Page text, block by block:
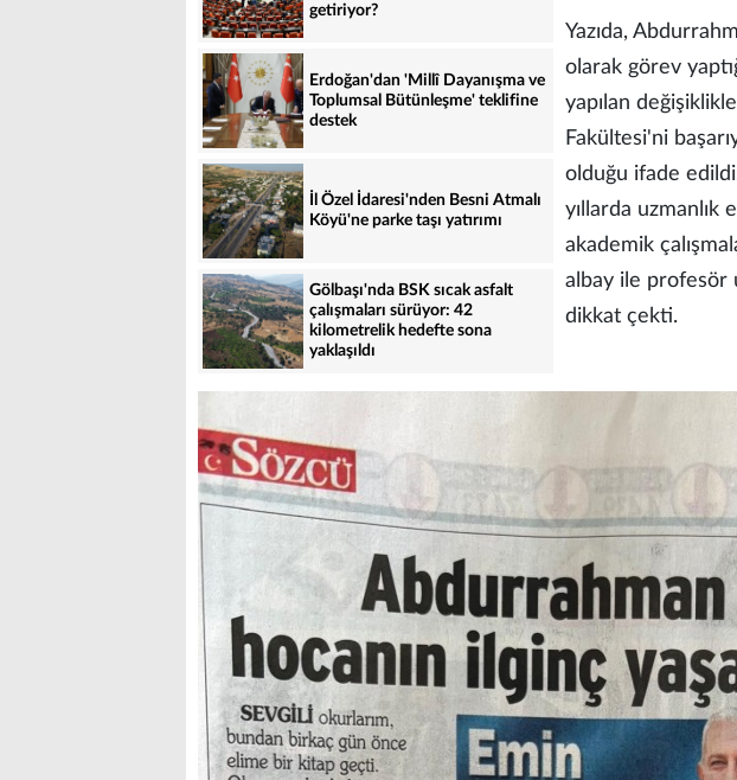
getiriyor?
Erdoğan'dan 'Millî Dayanışma ve
Toplumsal Bütünleşme' teklifine
destek
İl Özel İdaresi'nden Besni Atmalı
Köyü'ne parke taşı yatırımı
Gölbaşı'nda BSK sıcak asfalt
çalışmaları sürüyor: 42
kilometrelik hedefte sona
yaklaşıldı
Yazıda,
olarak görev
yapılan
Fakültesi'ni
olduğu ifade
yıllarda uzmanlık
akademik
albay ile profesör
dikkat çekti.